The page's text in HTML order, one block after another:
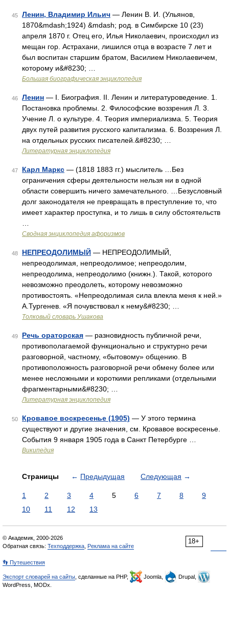
45 Ленин, Владимир Ильич — Ленин В. И. (Ульянов,
1870&mdash;1924) &mdash; род. в Симбирске 10 (23)
апреля 1870 г. Отец его, Илья Николаевич, происходил из
мещан гор. Астрахани, лишился отца в возрасте 7 лет и
был воспитан старшим братом, Василием Николаевичем,
которому и&#8230; …
Большая биографическая энциклопедия
46 Ленин — I. Биография. II. Ленин и литературоведение. 1.
Постановка проблемы. 2. Философские воззрения Л. 3.
Учение Л. о культуре. 4. Теория империализма. 5. Теория
двух путей развития русского капитализма. 6. Воззрения Л.
на отдельных русских писателей.&#8230; …
Литературная энциклопедия
47 Карл Маркс — (1818 1883 гг.) мыслитель …Без
ограничения сферы деятельности нельзя ни в одной
области совершить ничего замечательного. …Безусловный
долг законодателя не превращать в преступление то, что
имеет характер проступка, и то лишь в силу обстоятельств
Сводная энциклопедия афоризмов
48 НЕПРЕОДОЛИМЫЙ — НЕПРЕОДОЛИМЫЙ,
непреодолимая, непреодолимое; непреодолим,
непреодолима, непреодолимо (книжн.). Такой, которого
невозможно преодолеть, которому невозможно
противостоять. «Непреодолимая сила влекла меня к ней.»
А.Тургенев. «Я почувствовал к нему&#8230; …
Толковый словарь Ушакова
49 Речь ораторская — разновидность публичной речи,
противополагаемой функционально и структурно речи
разговорной, частному, «бытовому» общению. В
противоположность разговорной речи обмену более или
менее несложными и короткими репликами (отдельными
фрагментарными&#8230; …
Литературная энциклопедия
50 Кровавое воскресенье (1905) — У этого термина
существуют и другие значения, см. Кровавое воскресенье.
События 9 января 1905 года в Санкт Петербурге …
Википедия
Страницы ← Предыдущая Следующая →
1 2 3 4 5 6 7 8
9
10
11 12 13
18+
© Академик, 2000-2026
Обратная связь: Техподдержка Реклама на сайте
👣 Путешествия
Экспорт словарей на сайты , сделанные на PHP, Joomla,
Drupal,
WordPress, MODx.